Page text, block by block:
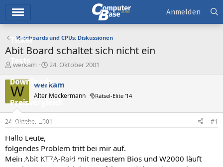
Ticker
Tests
Downloads
Preisvergleich
Forum
Aktuelles
Empfohlene Inhalte
Anmelden
Mainboards und CPUs: Diskussionen
Abit Board schaltet sich nicht ein
E
s
t
e
e
r
werkam
E
s
e
l
t
m
24. Oktober 2001
W werkam
Alter Meckermann 🎅Rätsel-Elite ’14
24. Oktober 2001 #1
Hallo Leute,
folgendes Problem tritt bei mir auf.
Mein Abit KT7A-Raid mit neuestem Bios und W2000 läuft